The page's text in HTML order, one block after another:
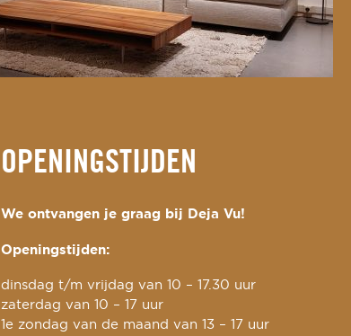
OPENINGSTIJDEN
We ontvangen je graag bij Deja Vu!
Openingstijden:
dinsdag t/m vrijdag van 10 – 17.30 uur
zaterdag van 10 – 17 uur
1e zondag van de maand van 13 – 17 uur